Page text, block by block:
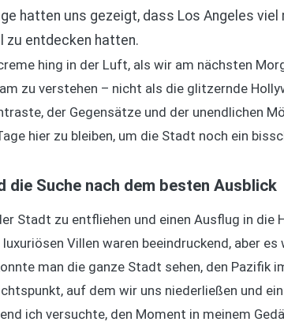
hatten uns gezeigt, dass Los Angeles
zu entdecken hatten.
hing in der Luft, als wir am nächsten
zu verstehen – nicht als die glitzernde
der Gegensätze und der unendlichen
hier zu bleiben, um die Stadt noch ein
die Suche nach dem besten Ausblick
Stadt zu entfliehen und einen Ausflug in die
Villen waren beeindruckend, aber
man die ganze Stadt sehen, den Pazifik
auf dem wir uns niederließen und
ich versuchte, den Moment in meinem